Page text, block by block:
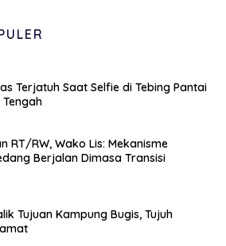
Terjatuh Saat Selfie di Tebing Pantai
RT/RW, Wako Lis: Mekanisme
Berjalan Dimasa Transisi
Tujuan Kampung Bugis, Tujuh